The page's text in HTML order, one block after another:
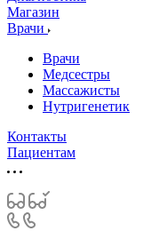
Магазин
Врачи
Врачи
Медсестры
Массажисты
Нутригенетик
Контакты
Пациентам